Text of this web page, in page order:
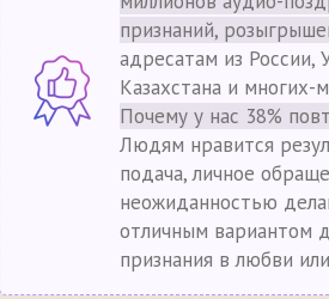
признаний,
адресатам из России,
Казахстана и многих-
Почему у нас 38%
Людям нравится
подача, личное
неожиданностью
отличным вариантом
признания в любви